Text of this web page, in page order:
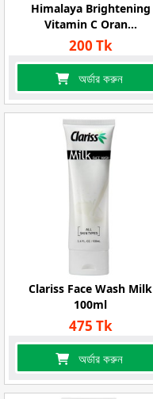
Himalaya Brightening
Vitamin C Oran...
200 Tk
অর্ডার করুন
Clariss Face Wash Milk
100ml
475 Tk
অর্ডার করুন